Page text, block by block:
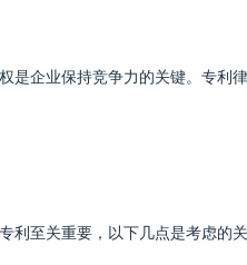
是企业保持竞争力的关键。专利
利至关重要，以下几点是考虑的